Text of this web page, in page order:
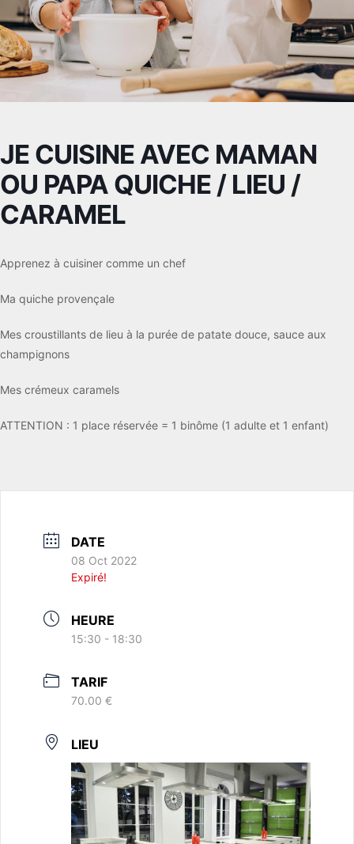
JE CUISINE AVEC MAMAN
OU PAPA QUICHE / LIEU /
CARAMEL
Apprenez à cuisiner comme un chef
Ma quiche provençale
Mes croustillants de lieu à la purée de patate douce, sauce aux
champignons
Mes crémeux caramels
ATTENTION : 1 place réservée = 1 binôme (1 adulte et 1 enfant)
DATE
08 Oct 2022
Expiré!
HEURE
15:30 - 18:30
TARIF
70.00 €
LIEU